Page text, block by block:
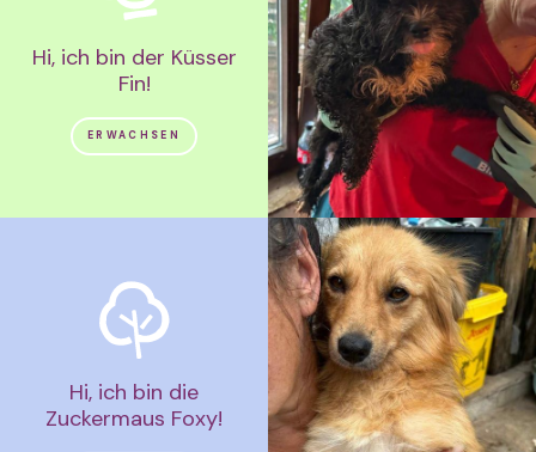
Hi, ich bin der Küsser
Fin!
ERWACHSEN
Hi, ich bin die
Zuckermaus Foxy!